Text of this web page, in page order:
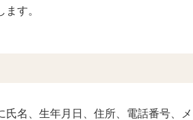
す。
名、生年月日、住所、電話番号、メ